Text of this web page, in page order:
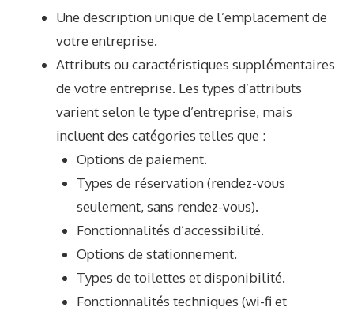
Une description unique de l’emplacement de
votre entreprise.
Attributs ou caractéristiques supplémentaires
de votre entreprise. Les types d’attributs
varient selon le type d’entreprise, mais
incluent des catégories telles que :
Options de paiement.
Types de réservation (rendez-vous
seulement, sans rendez-vous).
Fonctionnalités d’accessibilité.
Options de stationnement.
Types de toilettes et disponibilité.
Fonctionnalités techniques (wi-fi et